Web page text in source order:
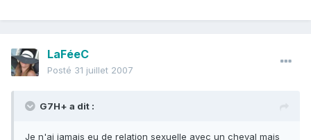
LaFéeC
Posté 31 juillet 2007
G7H+ a dit :
Je n'ai jamais eu de relation sexuelle avec un cheval mais